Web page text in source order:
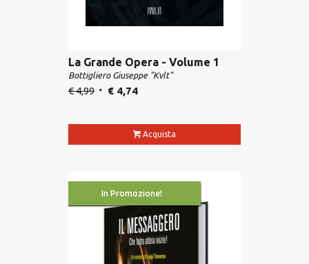
La Grande Opera - Volume 1
Bottigliero Giuseppe "Kvlt"
€4,99 €4,74
Acquista
In Promozione!